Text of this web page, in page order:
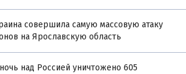
совершила самую массовую атаку
на Ярославскую область
над Россией уничтожено 605